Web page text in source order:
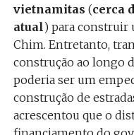
vietnamitas (cerca
atual) para construir
Chim. Entretanto,
construção ao longo
poderia ser um
construção de
acrescentou que o